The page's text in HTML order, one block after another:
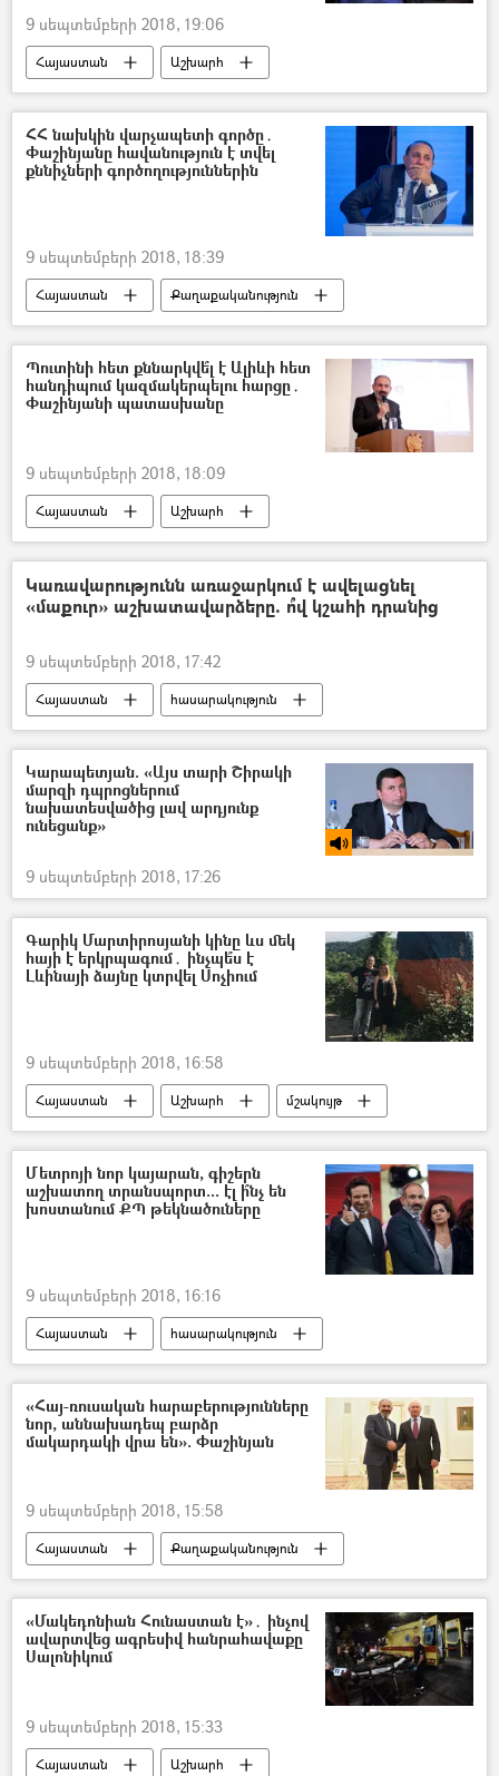
9 սեպտեմբերի 2018, 19:06
Հայաստան
Աշխարհ
հասարակություն
Սպորտ
ֆուտբոլ
First Armenian Front
ՀՀ նախկին վարչապետի գործը․
Փաշինյանը հավանություն է տվել
քննիչների գործողություններին
9 սեպտեմբերի 2018, 18:39
Հայաստան
Քաղաքականություն
Նիկոլ Փաշինյան
Հովիկ Աբրահամյան
Պուտինի հետ քննարկվե՞լ է Ալիևի հետ
հանդիպում կազմակերպելու հարցը․
Փաշինյանի պատասխանը
9 սեպտեմբերի 2018, 18:09
Հայաստան
Աշխարհ
Քաղաքականություն
Ռուսաստան
Նիկոլ Փաշինյան
Վլադիմիր Պուտին
Կառավարությունն առաջարկում է ավելացնել
«մաքուր» աշխատավարձերը. ո՞վ կշահի դրանից
9 սեպտեմբերի 2018, 17:42
Հայաստան
հասարակություն
Տնտեսություն
Կարապետյան. «Այս տարի Շիրակի
մարզի դպրոցներում
նախատեսվածից լավ արդյունք
ունեցանք»
9 սեպտեմբերի 2018, 17:26
Գարիկ Մարտիրոսյանի կինը ևս մեկ
հայի է երկրպագում․ ինչպե՞ս է
Լևինայի ձայնը կտրվել Սոչիում
9 սեպտեմբերի 2018, 16:58
Հայաստան Աշխարհ
մշակույթ
Ռուսաստան
Գարիկ Մարտիրոսյան
Մետրոյի նոր կայարան, գիշերն
աշխատող տրանսպորտ... էլ ի՞նչ են
խոստանում ՔՊ թեկնածուները
9 սեպտեմբերի 2018, 16:16
Հայաստան
հասարակություն
Քաղաքականություն
Երևանի ավագանու ընտրություններ 2018
«Հայ-ռուսական հարաբերությունները
նոր, աննախադեպ բարձր
մակարդակի վրա են». Փաշինյան
9 սեպտեմբերի 2018, 15:58
Հայաստան
Քաղաքականություն
Նիկոլ Փաշինյան
Վլադիմիր Պուտին
Հայաստան-Ռուսաստան համագործակցություն
«Մակեդոնիան Հունաստան է»․ ինչով
ավարտվեց ագրեսիվ հանրահավաքը
Սալոնիկում
9 սեպտեմբերի 2018, 15:33
Հայաստան
Աշխարհ